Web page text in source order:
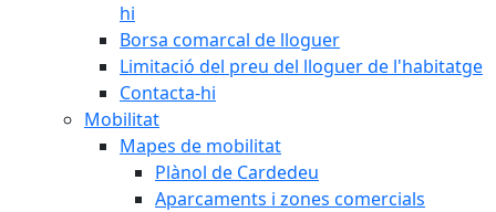
hi
Borsa comarcal de lloguer
Limitació del preu del lloguer de l'habitatge
Contacta-hi
Mobilitat
Mapes de mobilitat
Plànol de Cardedeu
Aparcaments i zones comercials